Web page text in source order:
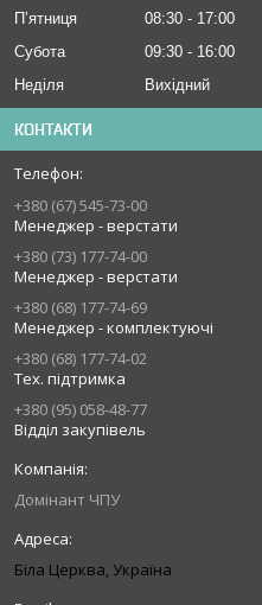
Пʼятниця
08:30
17:00
Субота
09:30
16:00
Неділя
Вихідний
КОНТАКТИ
+380 (67) 545-73-00
Менеджер - верстати
+380 (73) 177-74-00
Менеджер - верстати
+380 (68) 177-74-69
Менеджер - комплектуючі
+380 (68) 177-74-02
Тех. підтримка
+380 (95) 058-48-77
Відділ закупівель
Домінант ЧПУ
Біла Церква, Україна